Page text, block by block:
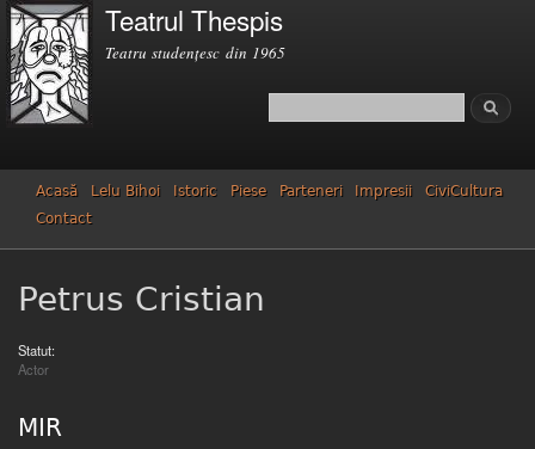
Mergi la
conţinutul
principal
Teatrul Thespis
Teatru studenţesc din 1965
Formular de căutare
Căutare
Acasă Lelu Bihoi Istoric Piese Parteneri Impresii
CiviCultura
Contact
Petrus Cristian
Statut:
Actor
MIR